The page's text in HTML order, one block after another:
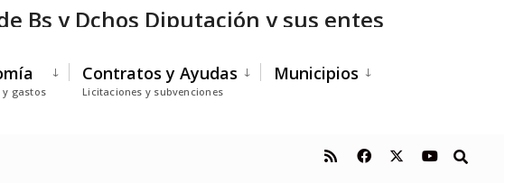
y gastos
Contratos y Ayudas
Licitaciones y subvenciones
Municipios
Bs y Dchos Diputación y sus entes